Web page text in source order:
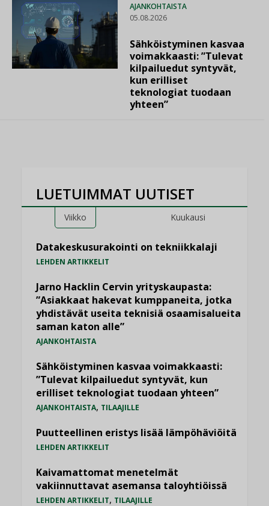
AJANKOHTAISTA
05.08.2026
Sähköistyminen kasvaa
voimakkaasti: ”Tulevat
kilpailuedut syntyvät,
kun erilliset
teknologiat tuodaan
yhteen”
LUETUIMMAT UUTISET
Viikko Kuukausi
Datakeskusurakointi on tekniikkalaji
LEHDEN ARTIKKELIT
Jarno Hacklin Cervin yrityskaupasta:
”Asiakkaat hakevat kumppaneita, jotka
yhdistävät useita teknisiä osaamisalueita
saman katon alle”
AJANKOHTAISTA
Sähköistyminen kasvaa voimakkaasti:
”Tulevat kilpailuedut syntyvät, kun
erilliset teknologiat tuodaan yhteen”
AJANKOHTAISTA, TILAAJILLE
Puutteellinen eristys lisää lämpöhäviöitä
LEHDEN ARTIKKELIT
Kaivamattomat menetelmät
vakiinnuttavat asemansa taloyhtiöissä
LEHDEN ARTIKKELIT, TILAAJILLE